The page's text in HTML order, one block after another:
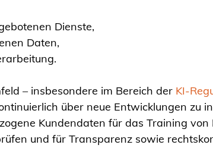
Dienste,
Daten,
– insbesondere im Bereich der KI-
über neue Entwicklungen zu
Kundendaten für das Training
und für Transparenz sowie